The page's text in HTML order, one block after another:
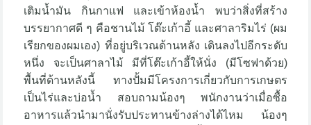
เติมน้ำมัน กินกาแฟ และเข้าห้องน้ำ พบว่าสิ่งที่สร้าง
บรรยากาศดี ๆ คือชานไม้ โต๊ะเก้าอี้ และศาลาริมไร่ (ผม
เรียกของผมเอง) ที่อยู่บริเวณด้านหลัง เดินลงไปอีกระดับ
หนึ่ง จะเป็นศาลาไม้ มีที่โต๊ะเก้าอี้ให้นั่ง (มีโซฟาด้วย)
พื้นที่ด้านหลังนี้ ทางปั้มมีโครงการเกี่ยวกับการเกษตร
เป็นไร่และบ่อน้ำ สอบถามน้องๆ พนักงานว่าเมื่อซื้อ
อาหารแล้วนำมานั่งรับประทานข้างล่างได้ไหม น้องๆ